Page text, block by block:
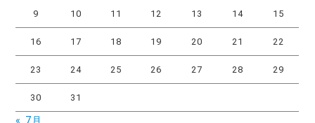
9 10 11 12 13 14 15
16 17 18 19 20 21 22
23 24 25 26 27 28 29
30 31